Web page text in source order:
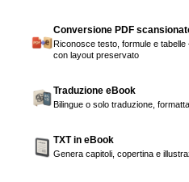
Conversione PDF
Riconosce testo, formule e
con layout preservato
Traduzione eBook
Bilingue o solo traduzione,
TXT in eBook
Genera capitoli, copertina e